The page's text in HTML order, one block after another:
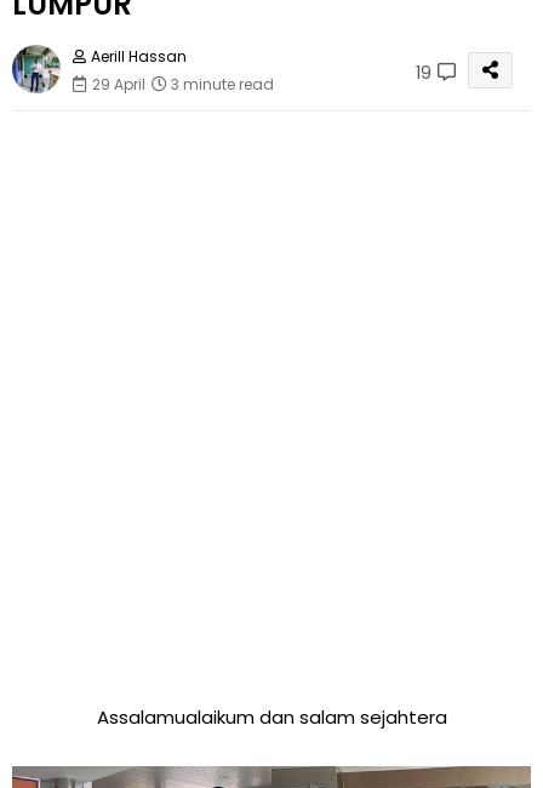
Aerill Hassan
29 April
3 minute read 19
Assalamualaikum dan salam sejahtera